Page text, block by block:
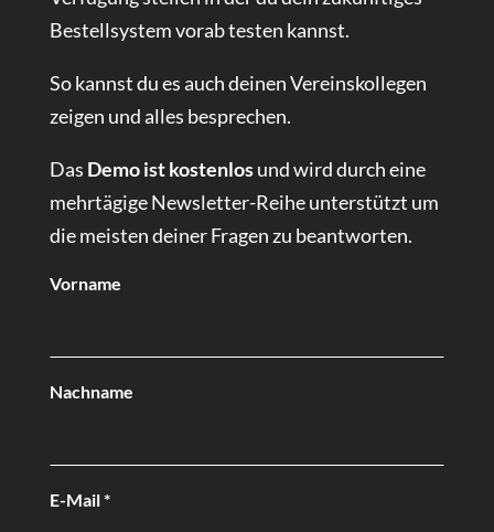
Bestellsystem vorab testen kannst.
So kannst du es auch deinen Vereinskollegen
zeigen und alles besprechen.
Das Demo ist kostenlosund wird durch eine
mehrtägige Newsletter-Reihe unterstützt um
die meisten deiner Fragen zu beantworten.
Vorname
Nachname
E-Mail*